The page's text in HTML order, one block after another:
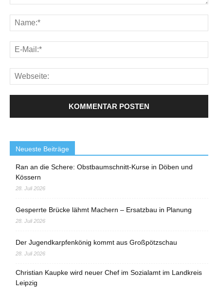
Neueste Beiträge
Ran an die Schere: Obstbaumschnitt-Kurse in Döben und
Kössern
28. Juli 2026
Gesperrte Brücke lähmt Machern – Ersatzbau in Planung
28. Juli 2026
Der Jugendkarpfenkönig kommt aus Großpötzschau
28. Juli 2026
Christian Kaupke wird neuer Chef im Sozialamt im Landkreis
Leipzig